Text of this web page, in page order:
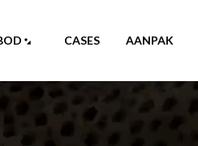
CASES AANPAK